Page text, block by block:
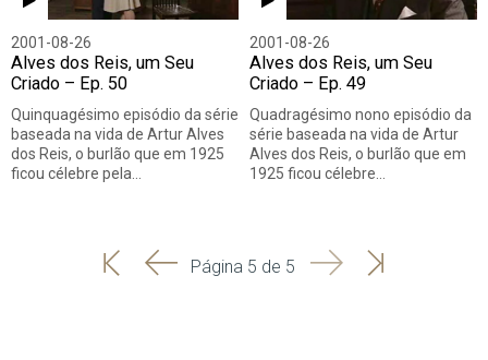
2001-08-26
Alves dos Reis, um Seu
Criado – Ep. 50
Quinquagésimo episódio da série
baseada na vida de Artur Alves
dos Reis, o burlão que em 1925
ficou célebre pela…
2001-08-26
Alves dos Reis, um Seu
Criado – Ep. 49
Quadragésimo nono episódio da
série baseada na vida de Artur
Alves dos Reis, o burlão que em
1925 ficou célebre…
'
'
Página 5 de 5 SeguinteÚltima